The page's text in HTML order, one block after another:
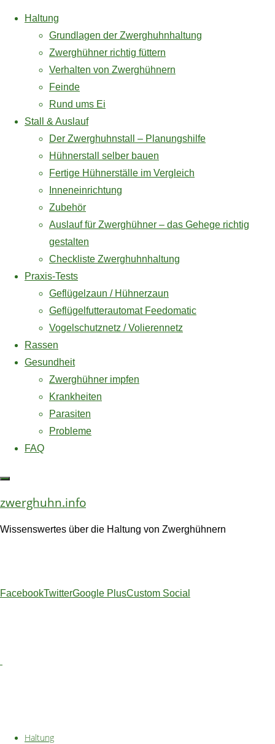
springen
Haltung
Grundlagen der Zwerghuhnhaltung
Zwerghühner richtig füttern
Verhalten von Zwerghühnern
Feinde
Rund ums Ei
Stall & Auslauf
Der Zwerghuhnstall – Planungshilfe
Hühnerstall selber bauen
Fertige Hühnerställe im Vergleich
Inneneinrichtung
Zubehör
Auslauf für Zwerghühner – das Gehege richtig
gestalten
Checkliste Zwerghuhnhaltung
Praxis-Tests
Geflügelzaun / Hühnerzaun
Geflügelfutterautomat Feedomatic
Vogelschutznetz / Volierennetz
Rassen
Gesundheit
Zwerghühner impfen
Krankheiten
Parasiten
Probleme
FAQ
zwerghuhn.info
Wissenswertes über die Haltung von Zwerghühnern
FacebookTwitterGoogle PlusCustom Social
Haltung
zwerghuhn.info
Wissenswertes über die Haltung von Zwerghühnern
Checkliste Zwerghuhnhaltung
Fertige Hühnerställe im Vergleich
Zwerghühner – eine
gute Alternative für
den eigenen Garten
Vögel zwitschern und geschäftiges Treiben beginnt in einer
Ecke des Grundstücks. Dort wird geflattert und gehüpft, um
Köstlichkeiten. Plötzlich hört man ein lautes Gegacker, das